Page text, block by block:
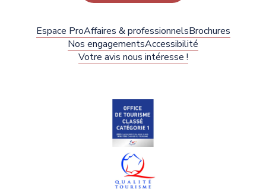
Espace ProAffaires & professionnelsBrochures
Nos engagementsAccessibilité
Votre avis nous intéresse !